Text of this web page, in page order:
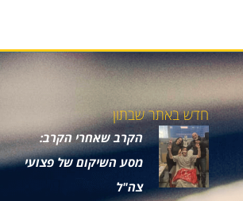
חדש באתר שבתון
הקרב שאחרי הקרב:
מסע השיקום של פצועי
צה"ל